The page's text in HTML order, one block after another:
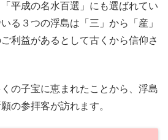
平成の名水百選」にも選ばれてい
る３つの浮島は「三」から「産」
利益があるとして古くから信仰さ
の子宝に恵まれたことから、浮島
の参拝客が訪れます。